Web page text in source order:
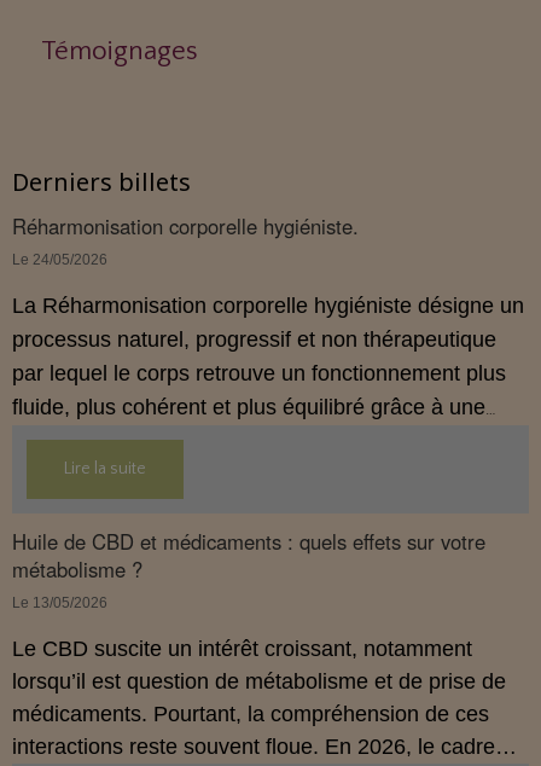
Témoignages
Derniers billets
Réharmonisation corporelle hygiéniste.
Le 24/05/2026
La Réharmonisation corporelle hygiéniste désigne un
processus naturel, progressif et non thérapeutique
par lequel le corps retrouve un fonctionnement plus
fluide, plus cohérent et plus équilibré grâce à une
hygiène de vie adaptée.
Lire la suite
Huile de CBD et médicaments : quels effets sur votre
métabolisme ?
Le 13/05/2026
Le CBD suscite un intérêt croissant, notamment
lorsqu’il est question de métabolisme et de prise de
médicaments. Pourtant, la compréhension de ces
interactions reste souvent floue. En 2026, le cadre